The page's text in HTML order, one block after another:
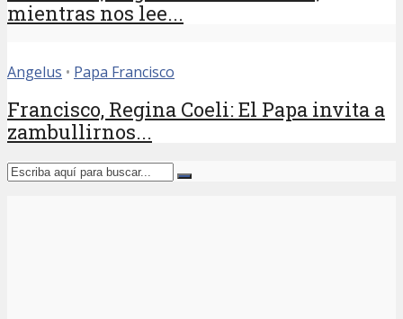
mientras nos lee...
Angelus • Papa Francisco
Francisco, Regina Coeli: El Papa invita a
zambullirnos...